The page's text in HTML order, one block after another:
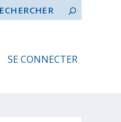
SE CONNECTER